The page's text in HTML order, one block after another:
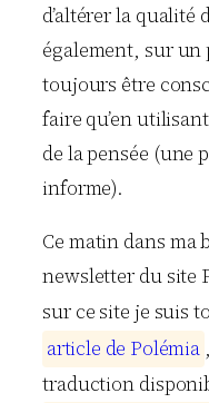
d’altérer la
également, sur
toujours être
faire qu’en
de la pensée (une
informe).
Ce matin dans ma
newsletter du site
sur ce site je suis
article de Polémia
traduction